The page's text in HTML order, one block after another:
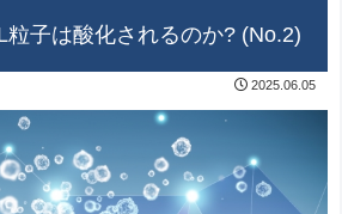
子は酸化されるのか? (No.2)
2025.06.05